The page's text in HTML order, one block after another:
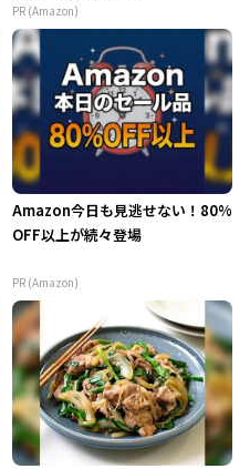
PR (Amazon)
Amazon今日も見逃せない！80%
OFF以上が続々登場
PR (Amazon)